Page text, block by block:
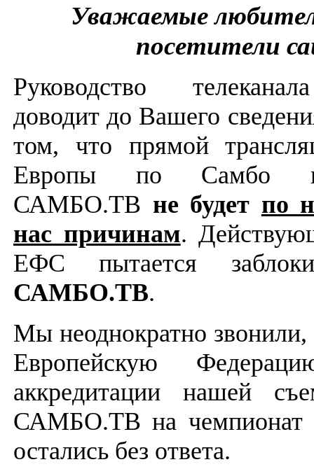
Уважаемые
посетители
Руководство
доводит до Вашего
том, что прямой
Европы по Самбо
САМБО.ТВ не будет по
нас причинам.
ЕФС пытается
САМБО.ТВ.
Мы неоднократно звонили,
Европейскую
аккредитации нашей
САМБО.ТВ на чемпионат
остались без ответа.